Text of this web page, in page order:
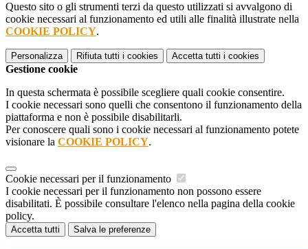
Questo sito o gli strumenti terzi da questo utilizzati si avvalgono di
cookie necessari al funzionamento ed utili alle finalità illustrate nella
COOKIE POLICY.
Personalizza Rifiuta tutti i cookies Accetta tutti i cookies
Gestione cookie
In questa schermata è possibile scegliere quali cookie consentire.
I cookie necessari sono quelli che consentono il funzionamento della
piattaforma e non è possibile disabilitarli.
Per conoscere quali sono i cookie necessari al funzionamento potete
visionare la COOKIE POLICY.
Cookie necessari per il funzionamento
I cookie necessari per il funzionamento non possono essere
disabilitati. È possibile consultare l'elenco nella pagina della cookie
policy.
Accetta tutti Salva le preferenze